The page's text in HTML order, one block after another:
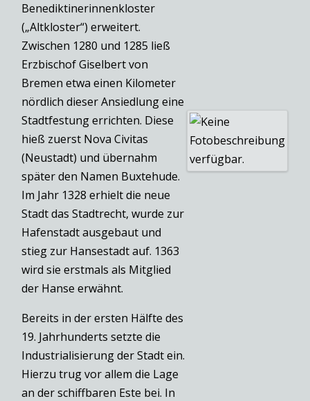
Benediktinerinnenkloster
(„Altkloster“) erweitert.
Zwischen 1280 und 1285 ließ
Erzbischof Giselbert von
Bremen etwa einen Kilometer
nördlich dieser Ansiedlung eine
Stadtfestung errichten. Diese
hieß zuerst Nova Civitas
(Neustadt) und übernahm
später den Namen Buxtehude.
Im Jahr 1328 erhielt die neue
Stadt das Stadtrecht, wurde zur
Hafenstadt ausgebaut und
stieg zur Hansestadt auf. 1363
wird sie erstmals als Mitglied
der Hanse erwähnt.
Bereits in der ersten Hälfte des
19. Jahrhunderts setzte die
Industrialisierung der Stadt ein.
Hierzu trug vor allem die Lage
an der schiffbaren Este bei. In